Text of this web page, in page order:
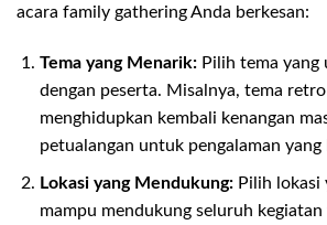
acara family gathering Anda berkesan:
Tema yang Menarik:Pilih tema yang
dengan peserta. Misalnya, tema
menghidupkan kembali kenangan
petualangan untuk pengalaman yang
Lokasi yang Mendukung:Pilih lokasi
mampu mendukung seluruh kegiatan